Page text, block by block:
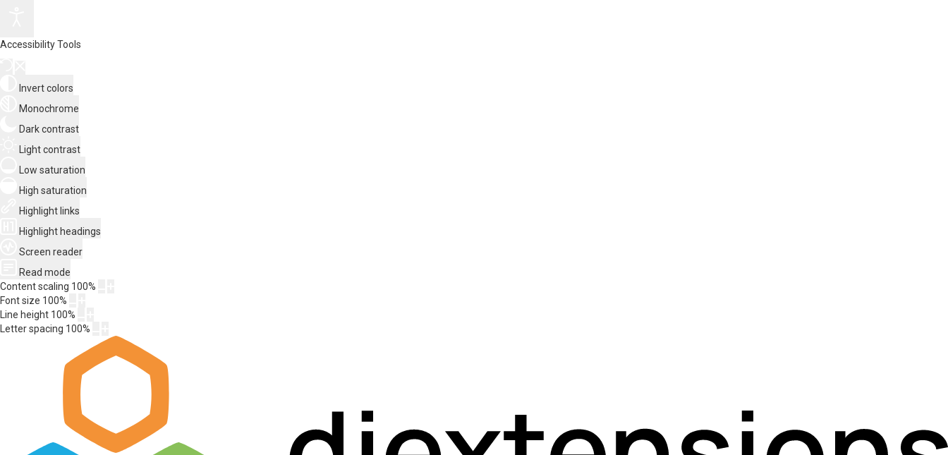
Accessibility Tools
Invert colors
Monochrome
Dark contrast
Light contrast
Low saturation
High saturation
Highlight links
Highlight headings
Screen reader
Read mode
Content scaling 100%
Font size 100%
Line height 100%
Letter spacing 100%